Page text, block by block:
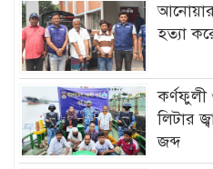
হত্যা
কর্ণফুলী
লিটার
জব্দ